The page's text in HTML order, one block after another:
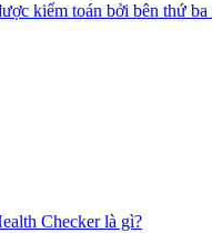
kiểm toán bởi bên thứ ba
Checker là gì?